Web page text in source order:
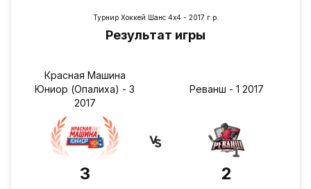
Турнир Хоккей Шанс 4х4 - 2017 г.р.
Результат игры
Красная Машина
Юниор (Опалиха) - 3
2017
3
Реванш - 1 2017
2